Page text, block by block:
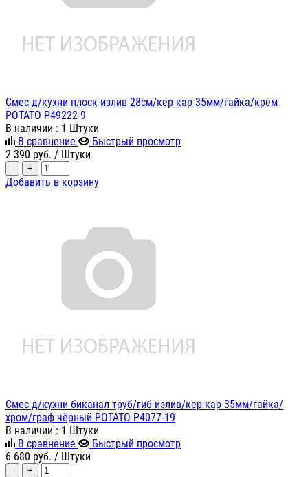
Смес д/кухни плоск излив 28см/кер кар 35мм/гайка/крем
POTATO P49222-9
В наличии : 1 Штуки
В сравнение
Быстрый просмотр
2 390 руб. / Штуки
- +
Добавить в корзину
Смес д/кухни биканал труб/гиб излив/кер кар 35мм/гайка/
хром/граф чёрный POTATO P4077-19
В наличии : 1 Штуки
В сравнение
Быстрый просмотр
6 680 руб. / Штуки
- +